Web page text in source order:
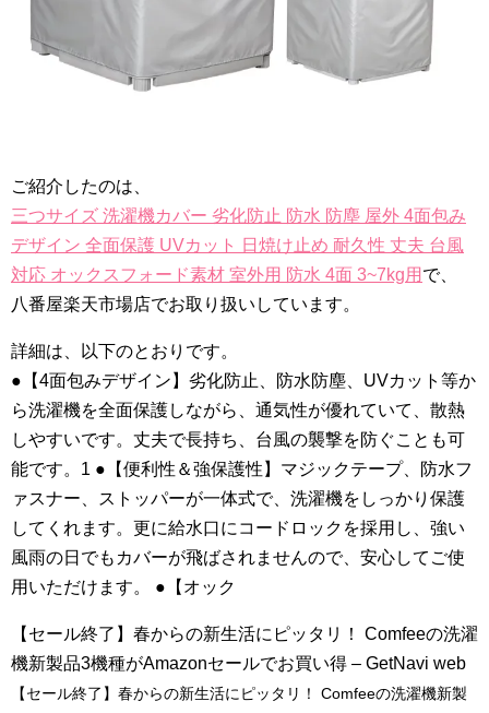
ご紹介したのは、
三つサイズ 洗濯機カバー 劣化防止 防水 防塵 屋外 4面包み
デザイン 全面保護 UVカット 日焼け止め 耐久性 丈夫 台風
対応 オックスフォード素材 室外用 防水 4面 3~7kg用 で、
八番屋楽天市場店でお取り扱いしています。
詳細は、以下のとおりです。
●【4面包みデザイン】劣化防止、防水防塵、UVカット等か
ら洗濯機を全面保護しながら、通気性が優れていて、散熱
しやすいです。丈夫で長持ち、台風の襲撃を防ぐことも可
能です。1 ●【便利性＆強保護性】マジックテープ、防水フ
ァスナー、ストッパーが一体式で、洗濯機をしっかり保護
してくれます。更に給水口にコードロックを採用し、強い
風雨の日でもカバーが飛ばされませんので、安心してご使
用いただけます。 ●【オック
【セール終了】春からの新生活にピッタリ！ Comfeeの洗濯
機新製品3機種がAmazonセールでお買い得 – GetNavi web
【セール終了】春からの新生活にピッタリ！ Comfeeの洗濯機新製